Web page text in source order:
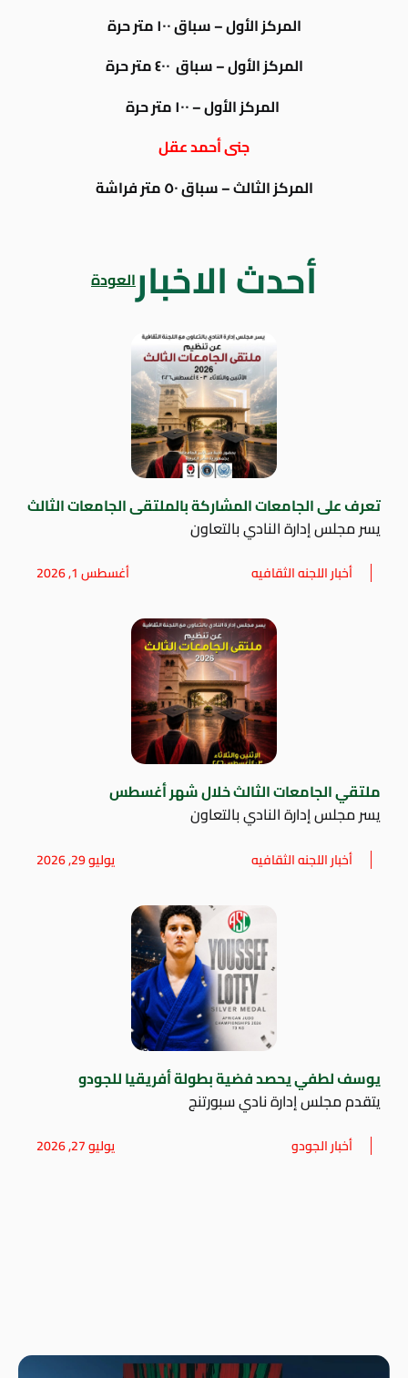
المركز الأول – سباق ١٠٠ متر حرة
المركز الأول – سباق ٤٠٠ متر حرة
المركز الأول – ١٠٠ متر حرة
جنى أحمد عقل
المركز الثالث – سباق ٥٠ متر فراشة
أحدث الاخبارالعودة
تعرف على الجامعات المشاركة بالملتقى الجامعات الثالث
يسر مجلس إدارة النادي بالتعاون
أخبار اللجنه الثقافيه أغسطس 1, 2026
ملتقي الجامعات الثالث خلال شهر أغسطس
يسر مجلس إدارة النادي بالتعاون
أخبار اللجنه الثقافيه يوليو 29, 2026
يوسف لطفي يحصد فضية بطولة أفريقيا للجودو
يتقدم مجلس إدارة نادي سبورتنج
أخبار الجودو يوليو 27, 2026